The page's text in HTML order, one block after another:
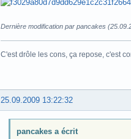
Dernière modification par pancakes
C'est drôle les cons, ça repose, c'est
25.09.2009 13:22:32
pancakes a écrit